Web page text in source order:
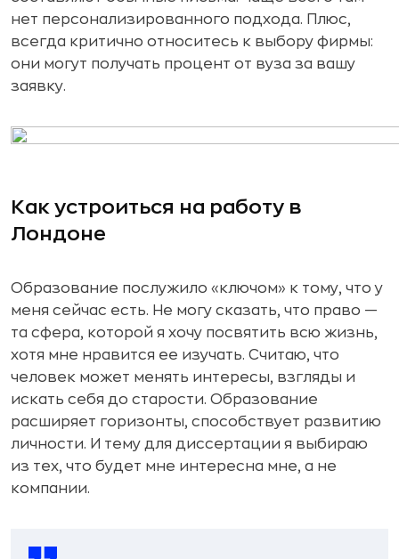
нет персонализированного подхода. Плюс,
всегда критично относитесь к выбору фирмы:
они могут получать процент от вуза за вашу
заявку.
Как устроиться на работу в
Лондоне
Образование послужило «ключом» к тому, что у
меня сейчас есть. Не могу сказать, что право —
та сфера, которой я хочу посвятить всю жизнь,
хотя мне нравится ее изучать. Считаю, что
человек может менять интересы, взгляды и
искать себя до старости. Образование
расширяет горизонты, способствует развитию
личности. И тему для диссертации я выбираю
из тех, что будет мне интересна мне, а не
компании.